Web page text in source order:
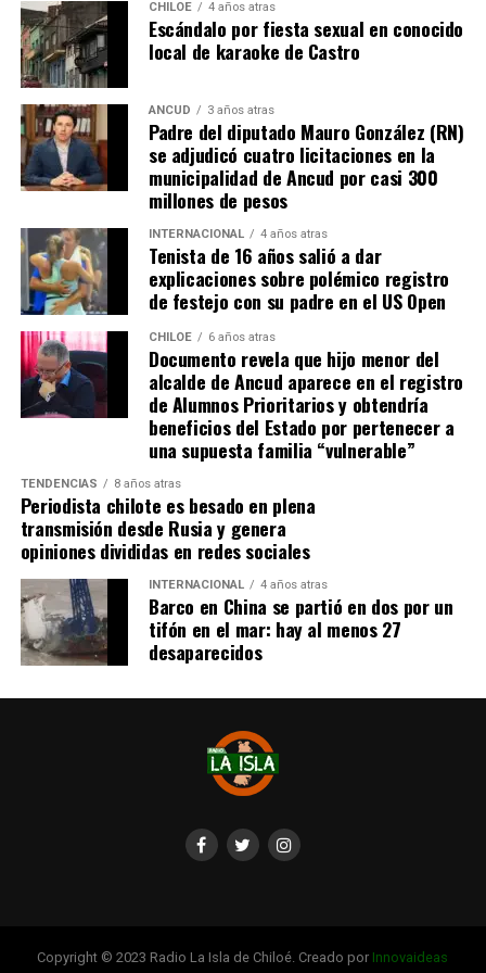
resuena desde todo Chiloé, cuna del apoyo recibido por
parte de Camila Gómez, hasta nuestro lejano norte. Es
que, a diferencia del conocido dicho, en este caso, todos
los caminos conducen a… La Moneda y, mientras se
espera ese gesto por parte de la madre del pequeño
Tomás, los pasos siguen quemando los pies de Fernando
en pos de que cada kilómetro recorrido, signifique más
que una llegada a Santiago, un arribo a la cura de su hijo
Actualmente, Gómez se encuentra en Santiago
realizando trámites y participando como invitada en
distintos medios de comunicación. Aunque aún no tiene
una fecha exacta para su viaje a Estados Unidos, donde
se administra el medicamento, indicó que esperan
realizarlo «a mediados de junio».
Cabe destacar que, pese a que se logró reunir el dinero y,
por ende, la meta se cumplió, continúan circulando por
redes sociales, eventos a beneficios de Tomás Ross.
¿Como ayudar?
Instagram, Dante_contra_duchenne
Fernando Jara (padre)
19.968.680-1
Banco Falabella, cuenta corriente
11510154944
fernandokine1998@gmail.com
CHILOE 4 años atras
Escándalo por fiesta sexual en conocido
local de karaoke de Castro
ANCUD 3 años atras
Padre del diputado Mauro González (RN)
se adjudicó cuatro licitaciones en la
municipalidad de Ancud por casi 300
millones de pesos
INTERNACIONAL 4 años atras
Tenista de 16 años salió a dar
explicaciones sobre polémico registro
de festejo con su padre en el US Open
CHILOE 6 años atras
Documento revela que hijo menor del
alcalde de Ancud aparece en el registro
de Alumnos Prioritarios y obtendría
beneficios del Estado por pertenecer a
una supuesta familia “vulnerable”
TENDENCIAS 8 años atras
Periodista chilote es besado en plena
transmisión desde Rusia y genera
opiniones divididas en redes sociales
INTERNACIONAL 4 años atras
Barco en China se partió en dos por un
tifón en el mar: hay al menos 27
desaparecidos
Copyright © 2023 Radio La Isla de Chiloé. Creado por Innovaideas